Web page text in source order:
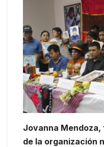
Jovanna
de la organización